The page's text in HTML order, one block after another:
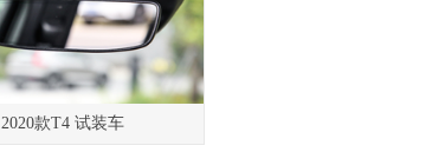
2020款T4 试装车